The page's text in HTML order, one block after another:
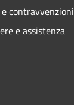
contravvenzioni
e assistenza